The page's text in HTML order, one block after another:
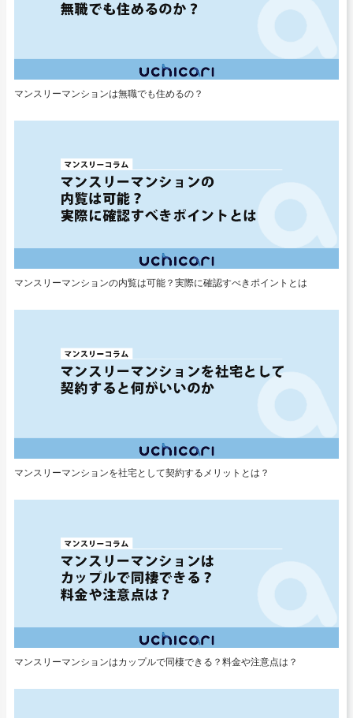
マンスリーマンションは無職でも住めるの？
マンスリーマンションの内覧は可能？実際に確認すべきポイントとは
マンスリーマンションを社宅として契約するメリットとは？
マンスリーマンションはカップルで同棲できる？料金や注意点は？